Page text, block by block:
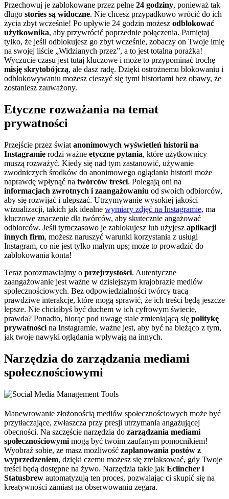
Przechowuj je zablokowane przez pełne 24 godziny, ponieważ tak
długo stories są widoczne. Nie chcesz przypadkowo wrócić do ich
życia zbyt wcześnie! Po upływie 24 godzin możesz odblokować
użytkownika, aby przywrócić poprzednie połączenia. Pamiętaj
tylko, że jeśli odblokujesz go zbyt wcześnie, zobaczy on Twoje imię
na swojej liście „Widzianych przez”, a to jest totalna porażka!
Wyczucie czasu jest tutaj kluczowe i może to przypominać trochę
misję skrytobójczą, ale dasz radę. Dzięki ostrożnemu blokowaniu i
odblokowywaniu możesz cieszyć się tymi historiami bez obawy, że
zostaniesz zauważony.
Etyczne rozważania na temat
prywatności
Przejście przez świat anonimowych wyświetleń historii na
Instagramie rodzi ważne etyczne pytania, które użytkownicy
muszą rozważyć. Kiedy się nad tym zastanowić, używanie
zwodniczych środków do anonimowego oglądania historii może
naprawdę wpłynąć na twórców treści. Polegają oni na
informacjach zwrotnych i zaangażowaniu od swoich odbiorców,
aby się rozwijać i ulepszać. Utrzymywanie wysokiej jakości
wizualizacji, takich jak idealne wymiary zdjęć na Instagramie, ma
kluczowe znaczenie dla twórców, aby skutecznie angażować
odbiorców. Jeśli tymczasowo je zablokujesz lub użyjesz aplikacji
innych firm, możesz naruszyć warunki korzystania z usługi
Instagram, co nie jest tylko małym ups; może to prowadzić do
zablokowania konta!
Teraz porozmawiajmy o przejrzystości. Autentyczne
zaangażowanie jest ważne w dzisiejszym krajobrazie mediów
społecznościowych. Bez odpowiedzialności twórcy tracą
prawdziwe interakcje, które mogą sprawić, że ich treści będą jeszcze
lepsze. Nie chciałbyś być duchem w ich cyfrowym świecie,
prawda? Ponadto, biorąc pod uwagę stale zmieniającą się politykę
prywatności na Instagramie, ważne jest, aby być na bieżąco z tym,
jak twoje nawyki oglądania wpływają na innych.
Narzędzia do zarządzania mediami
społecznościowymi
Manewrowanie złożonością mediów społecznościowych może być
przytłaczające, zwłaszcza przy presji utrzymania angażującej
obecności. Na szczęście narzędzia do zarządzania mediami
społecznościowymi mogą być twoim zaufanym pomocnikiem!
Wyobraź sobie, że masz możliwość zaplanowania postów z
wyprzedzeniem, dzięki czemu możesz się zrelaksować, gdy Twoje
treści będą dostępne na żywo. Narzędzia takie jak Eclincher i
Statusbrew automatyzują ten proces, pozwalając ci skupić się na
kreatywności zamiast na obserwowaniu zegara.